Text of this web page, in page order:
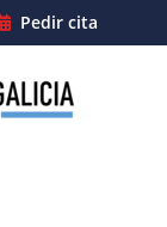
Pedir cita